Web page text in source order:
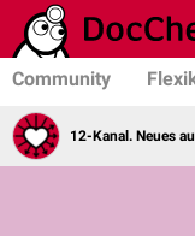
Community
12-Kanal. Neues